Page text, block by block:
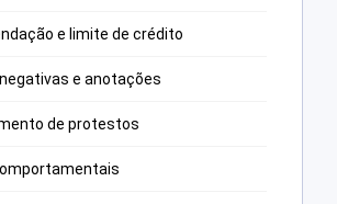
e limite de crédito
negativas e anotações
de protestos